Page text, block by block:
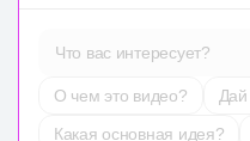
Что вас интересует?
О чем это видео?
Дай
Какая основная идея?